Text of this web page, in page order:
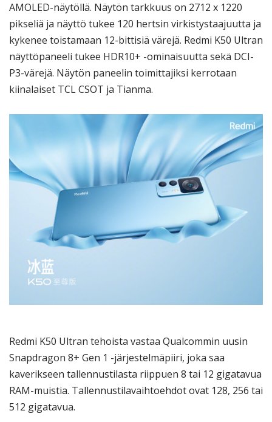
AMOLED-näytöllä. Näytön tarkkuus on 2712 x 1220
pikseliä ja näyttö tukee 120 hertsin virkistystaajuutta ja
kykenee toistamaan 12-bittisiä värejä. Redmi K50 Ultran
näyttöpaneeli tukee HDR10+ -ominaisuutta sekä DCI-
P3-värejä. Näytön paneelin toimittajiksi kerrotaan
kiinalaiset TCL CSOT ja Tianma.
Redmi K50 Ultran tehoista vastaa Qualcommin uusin
Snapdragon 8+ Gen 1 -järjestelmäpiiri, joka saa
kaverikseen tallennustilasta riippuen 8 tai 12 gigatavua
RAM-muistia. Tallennustilavaihtoehdot ovat 128, 256 tai
512 gigatavua.